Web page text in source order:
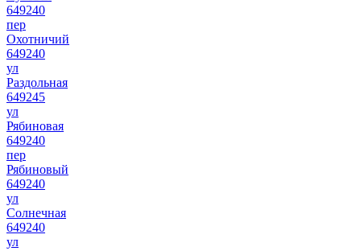
649240
пер
Охотничий
649240
ул
Раздольная
649245
ул
Рябиновая
649240
пер
Рябиновый
649240
ул
Солнечная
649240
ул